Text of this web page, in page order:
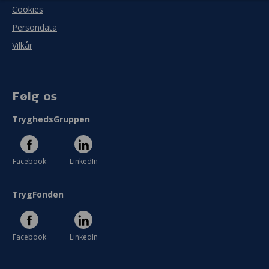
Cookies
Persondata
Vilkår
Følg os
TryghedsGruppen
Facebook LinkedIn
TrygFonden
Facebook LinkedIn